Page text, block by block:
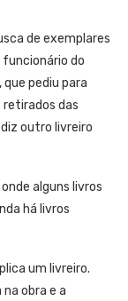
de exemplares
funcionário do
pediu para
retirados das
outro livreiro
alguns livros
há livros
um livreiro.
obra e a